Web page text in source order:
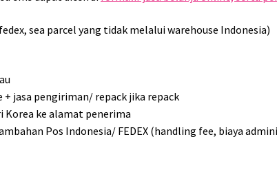
sea parcel yang tidak melalui warehouse Indonesia)
+ jasa pengiriman/ repack jika repack
Korea ke alamat penerima
Pos Indonesia/ FEDEX (handling fee, biaya